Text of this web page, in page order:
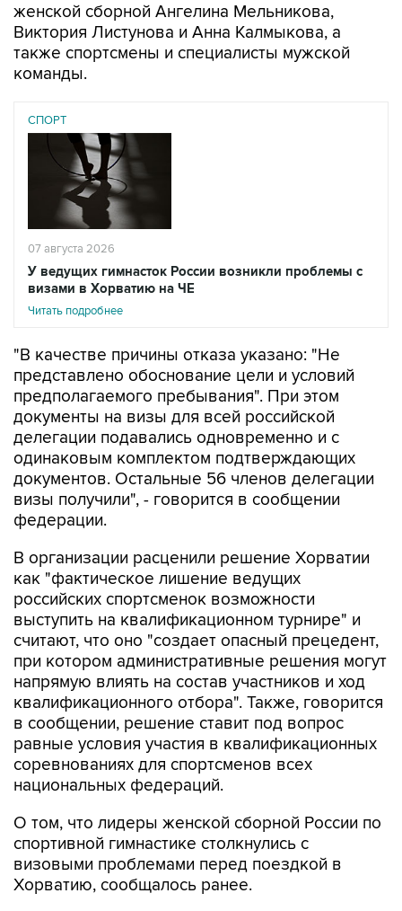
женской сборной Ангелина Мельникова,
Виктория Листунова и Анна Калмыкова, а
также спортсмены и специалисты мужской
команды.
СПОРТ
07 августа 2026
У ведущих гимнасток России возникли проблемы с
визами в Хорватию на ЧЕ
Читать подробнее
"В качестве причины отказа указано: "Не
представлено обоснование цели и условий
предполагаемого пребывания". При этом
документы на визы для всей российской
делегации подавались одновременно и с
одинаковым комплектом подтверждающих
документов. Остальные 56 членов делегации
визы получили", - говорится в сообщении
федерации.
В организации расценили решение Хорватии
как "фактическое лишение ведущих
российских спортсменок возможности
выступить на квалификационном турнире" и
считают, что оно "создает опасный прецедент,
при котором административные решения могут
напрямую влиять на состав участников и ход
квалификационного отбора". Также, говорится
в сообщении, решение ставит под вопрос
равные условия участия в квалификационных
соревнованиях для спортсменов всех
национальных федераций.
О том, что лидеры женской сборной России по
спортивной гимнастике столкнулись с
визовыми проблемами перед поездкой в
Хорватию, сообщалось ранее.